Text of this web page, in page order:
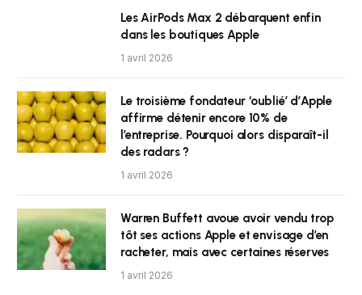
Les AirPods Max 2 débarquent enfin
dans les boutiques Apple
1 avril 2026
Le troisième fondateur ‘oublié’ d’Apple
affirme détenir encore 10% de
l’entreprise. Pourquoi alors disparaît-il
des radars ?
1 avril 2026
Warren Buffett avoue avoir vendu trop
tôt ses actions Apple et envisage d’en
racheter, mais avec certaines réserves
1 avril 2026